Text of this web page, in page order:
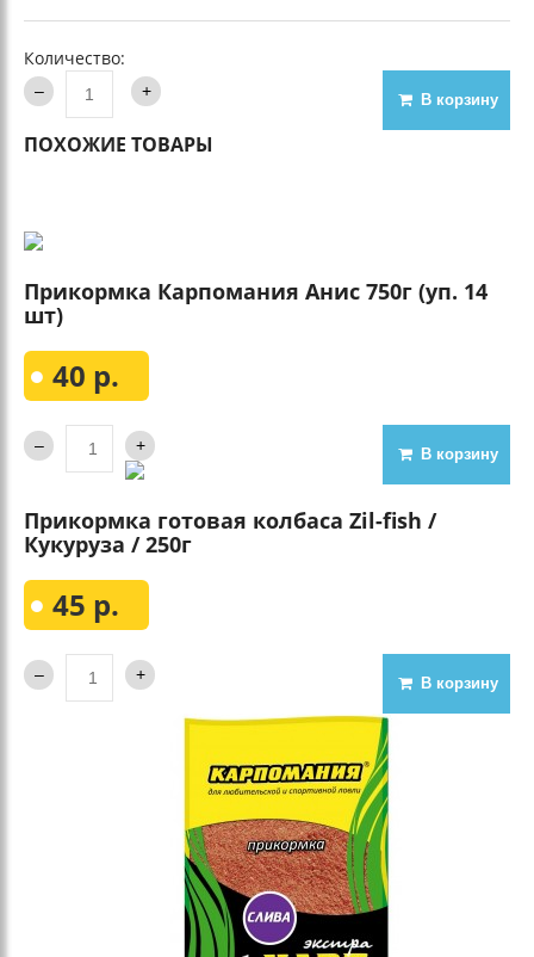
Количество:
В корзину
ПОХОЖИЕ ТОВАРЫ
Прикормка Карпомания Анис 750г (уп. 14
шт)
40 р.
В корзину
Прикормка готовая колбаса Zil-fish /
Кукуруза / 250г
45 р.
В корзину